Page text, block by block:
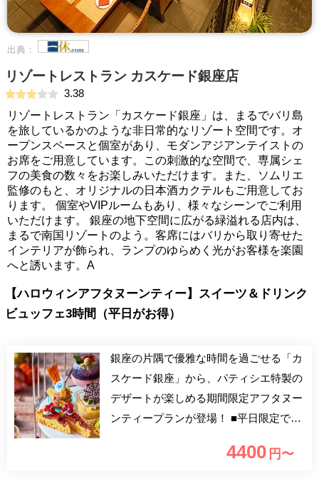
出典：
リゾートレストラン カスケード銀座店
3.38
リゾートレストラン「カスケード銀座」は、まるでバリ島
を旅しているかのような非日常的なリゾート空間です。オ
ープンスペースと個室があり、モダンアジアンテイストの
お席をご用意しています。この刺激的な空間で、専属シェ
フの美食の数々をお楽しみいただけます。また、ソムリエ
監修のもと、オリジナルの日本酒カクテルもご用意してお
ります。 個室やVIPルームもあり、様々なシーンでご利用
いただけます。 銀座の地下空間に広がる緑溢れる店内は、
まるで南国リゾートのよう。客席にはバリから取り寄せた
インテリアが飾られ、ランプのゆらめく光がお客様を楽園
へと誘います。A
【ハロウィンアフタヌーンティー】スイーツ＆ドリンク
ビュッフェ3時間（平日がお得）
銀座の片隅で優雅な時間を過ごせる「カ
スケード銀座」から、パティシエ特製の
デザートが楽しめる期間限定アフタヌー
ンティープランが登場！ ■平日限定で
萄や栗などの秋を感じる食材を沢山使っ
4400 円〜